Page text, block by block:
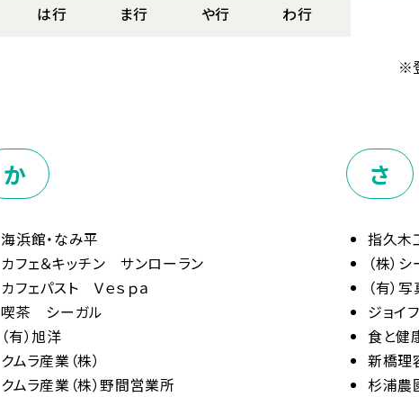
は行 ま行 や行 わ行
※
か
海浜館・なみ平
カフェ＆キッチン サンローラン
カフェパスト Ｖｅｓｐａ
喫茶 シーガル
（有）旭洋
クムラ産業（株）
クムラ産業（株）野間営業所
さ
指久木
（株）
（有）
ジョイ
食と健
新橋理
杉浦農